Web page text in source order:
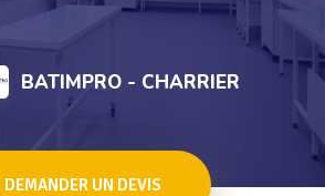
BATIMPRO - CHARRIER
DEMANDER UN DEVIS